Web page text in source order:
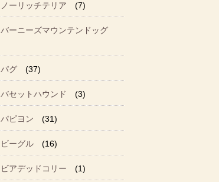
ノーリッチテリア (7)
バーニーズマウンテンドッグ
パグ (37)
バセットハウンド (3)
パピヨン (31)
ビーグル (16)
ビアデッドコリー (1)